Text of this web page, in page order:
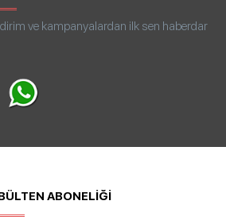
ve kampanyalardan ilk sen haberdar
ABONELİĞİ